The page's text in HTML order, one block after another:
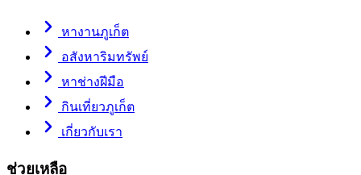
หางานภูเก็ต
อสังหาริมทรัพย์
หาช่างฝีมือ
กินเที่ยวภูเก็ต
เกี่ยวกับเรา
ช่วยเหลือ